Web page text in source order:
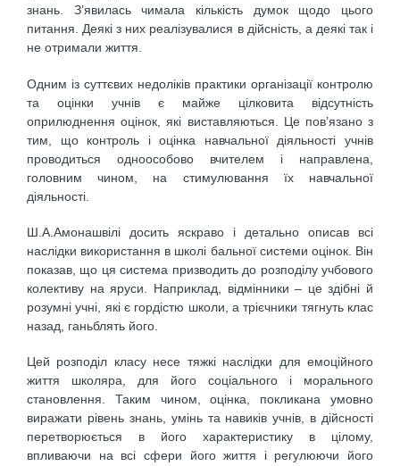
знань. З’явилась чимала кількість думок щодо цього
питання. Деякі з них реалізувалися в дійсність, а деякі так і
не отримали життя.
Одним із суттєвих недоліків практики організації контролю
та оцінки учнів є майже цілковита відсутність
оприлюднення оцінок, які виставляються. Це пов’язано з
тим, що контроль і оцінка навчальної діяльності учнів
проводиться одноособово вчителем і направлена,
головним чином, на стимулювання їх навчальної
діяльності.
Ш.А.Амонашвілі досить яскраво і детально описав всі
наслідки використання в школі бальної системи оцінок. Він
показав, що ця система призводить до розподілу учбового
колективу на яруси. Наприклад, відмінники – це здібні й
розумні учні, які є гордістю школи, а трієчники тягнуть клас
назад, ганьблять його.
Цей розподіл класу несе тяжкі наслідки для емоційного
життя школяра, для його соціального і морального
становлення. Таким чином, оцінка, покликана умовно
виражати рівень знань, умінь та навиків учнів, в дійсності
перетворюється в його характеристику в цілому,
впливаючи на всі сфери його життя і регулюючи його